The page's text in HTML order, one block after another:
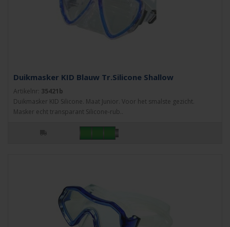
Duikmasker KID Blauw Tr.Silicone Shallow
Artikelnr: 35421b
Duikmasker KID Silicone. Maat Junior. Voor het smalste gezicht.
Masker echt transparant Silicone-rub..